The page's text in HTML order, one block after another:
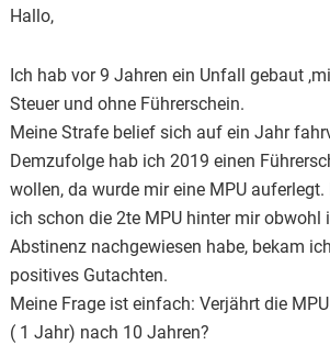
Hallo,
Ich hab vor 9 Jahren ein Unfall gebaut
Steuer und ohne Führerschein.
Meine Strafe belief sich auf ein Jahr
Demzufolge hab ich 2019 einen
wollen, da wurde mir eine MPU
ich schon die 2te MPU hinter mir obwohl
Abstinenz nachgewiesen habe, bekam
positives Gutachten.
Meine Frage ist einfach: Verjährt die
( 1 Jahr) nach 10 Jahren?